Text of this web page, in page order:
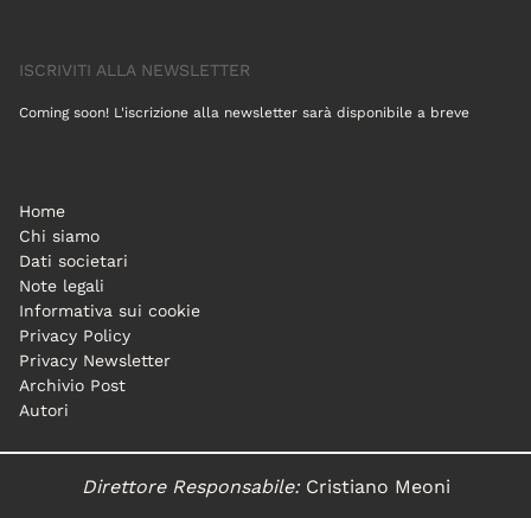
ISCRIVITI ALLA NEWSLETTER
Coming soon! L'iscrizione alla newsletter sarà disponibile a breve
Home
Chi siamo
Dati societari
Note legali
Informativa sui cookie
Privacy Policy
Privacy Newsletter
Archivio Post
Autori
Direttore Responsabile:Cristiano Meoni